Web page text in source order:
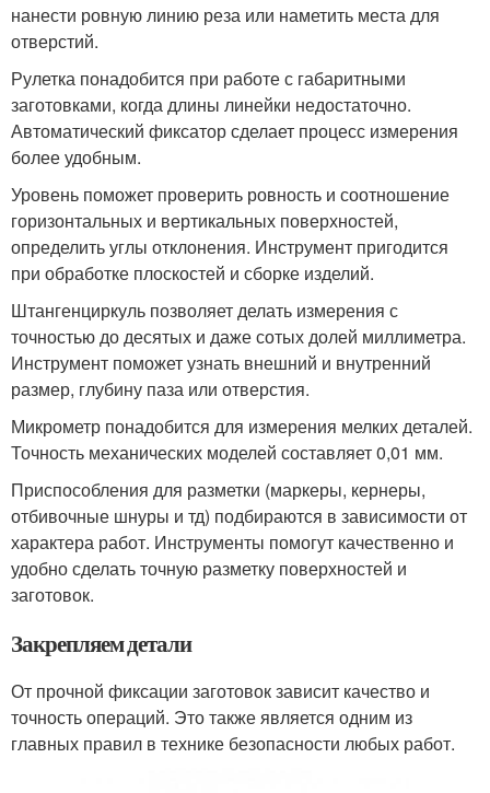
нанести ровную линию реза или наметить места для
отверстий.
Рулетка понадобится при работе с габаритными
заготовками, когда длины линейки недостаточно.
Автоматический фиксатор сделает процесс измерения
более удобным.
Уровень поможет проверить ровность и соотношение
горизонтальных и вертикальных поверхностей,
определить углы отклонения. Инструмент пригодится
при обработке плоскостей и сборке изделий.
Штангенциркуль позволяет делать измерения с
точностью до десятых и даже сотых долей миллиметра.
Инструмент поможет узнать внешний и внутренний
размер, глубину паза или отверстия.
Микрометр понадобится для измерения мелких деталей.
Точность механических моделей составляет 0,01 мм.
Приспособления для разметки (маркеры, кернеры,
отбивочные шнуры и тд) подбираются в зависимости от
характера работ. Инструменты помогут качественно и
удобно сделать точную разметку поверхностей и
заготовок.
Закрепляем детали
От прочной фиксации заготовок зависит качество и
точность операций. Это также является одним из
главных правил в технике безопасности любых работ.